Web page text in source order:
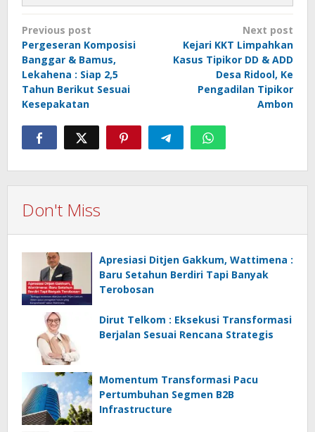
Post
navigation
Previous post
Pergeseran Komposisi
Banggar & Bamus,
Lekahena : Siap 2,5
Tahun Berikut Sesuai
Kesepakatan
Next post
Kejari KKT Limpahkan
Kasus Tipikor DD & ADD
Desa Ridool, Ke
Pengadilan Tipikor
Ambon
Don't Miss
Apresiasi Ditjen Gakkum, Wattimena :
Baru Setahun Berdiri Tapi Banyak
Terobosan
Dirut Telkom : Eksekusi Transformasi
Berjalan Sesuai Rencana Strategis
Momentum Transformasi Pacu
Pertumbuhan Segmen B2B
Infrastructure